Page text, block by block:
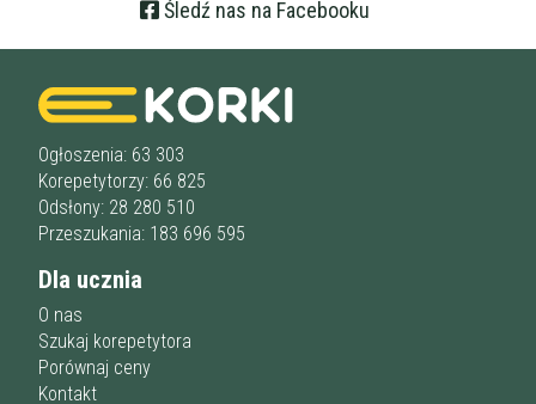
Śledź nas na Facebooku
Ogłoszenia: 63 303
Korepetytorzy: 66 825
Odsłony: 28 280 510
Przeszukania: 183 696 595
Dla ucznia
O nas
Szukaj korepetytora
Porównaj ceny
Kontakt